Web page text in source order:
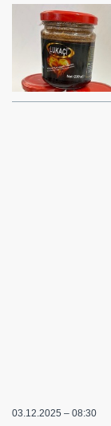
03.12.2025 – 08:30